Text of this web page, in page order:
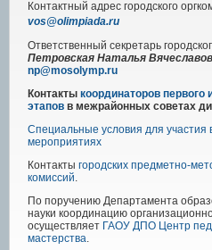
Контактный адрес городского
vos@olimpiada.ru
Ответственный секретарь
Петровская Наталья
np@mosolymp.ru
Контакты координаторов первого
этапов в межрайонных советах
Специальные условия для участия
мероприятиях
Контакты городских предметно-
комиссий.
По поручению Департамента
науки координацию
осуществляет ГАОУ ДПО Центр
мастерства.